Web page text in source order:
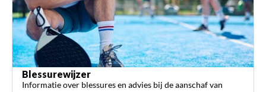
Blessurewijzer
Informatie over blessures en advies bij de aanschaf van